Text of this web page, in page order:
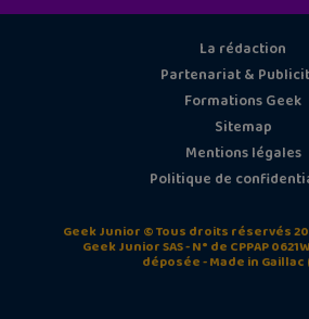
La rédaction
Partenariat &
Formations Geek
Sitemap
Mentions légales
Politique de
Geek Junior © Tous droits réservés
Geek Junior SAS - N° de CPPAP
déposée - Made in Gaillac